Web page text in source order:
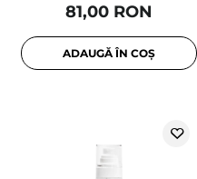
81,00 RON
ADAUGĂ ÎN COȘ